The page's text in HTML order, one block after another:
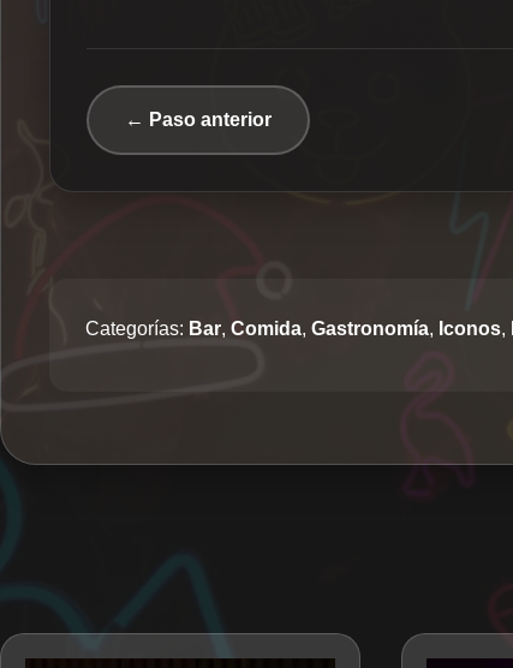
← Paso anterior
Categorías: Bar, Comida, Gastronomía, Iconos,